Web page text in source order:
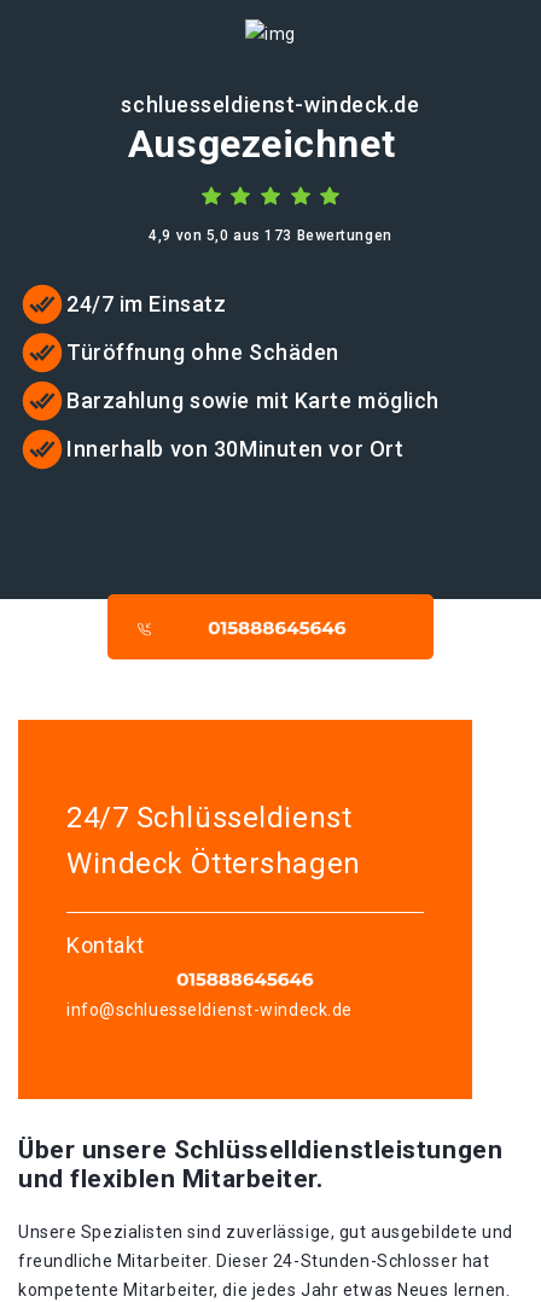
schluesseldienst-windeck.de
Ausgezeichnet
4,9 von 5,0 aus 173 Bewertungen
24/7 im Einsatz
Türöffnung ohne Schäden
Barzahlung sowie mit Karte möglich
Innerhalb von 30Minuten vor Ort
24/7 Schlüsseldienst
Windeck Öttershagen
Kontakt
info@schluesseldienst-windeck.de
Über unsere Schlüsselldienstleistungen
und flexiblen Mitarbeiter.
Unsere Spezialisten sind zuverlässige, gut ausgebildete und
freundliche Mitarbeiter. Dieser 24-Stunden-Schlosser hat
kompetente Mitarbeiter, die jedes Jahr etwas Neues lernen.